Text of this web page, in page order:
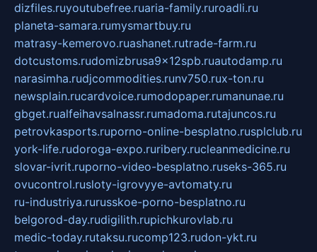
dizfiles.ruyoutubefree.ruaria-family.ruroadli.ru
planeta-samara.rumysmartbuy.ru
matrasy-kemerovo.ruashanet.rutrade-farm.ru
dotcustoms.rudomizbrusa9x12spb.ruautodamp.ru
narasimha.rudjcommodities.runv750.rux-ton.ru
newsplain.rucardvoice.rumodopaper.rumanunae.ru
gbget.rualfeihavsalnassr.rumadoma.rutajuncos.ru
petrovkasports.ruporno-online-besplatno.rusplclub.ru
york-life.rudoroga-expo.ruribery.rucleanmedicine.ru
slovar-ivrit.ruporno-video-besplatno.ruseks-365.ru
ovucontrol.rusloty-igrovyye-avtomaty.ru
ru-industriya.rurusskoe-porno-besplatno.ru
belgorod-day.rudigilith.rupichkurovlab.ru
medic-today.rutaksu.rucomp123.rudon-ykt.ru